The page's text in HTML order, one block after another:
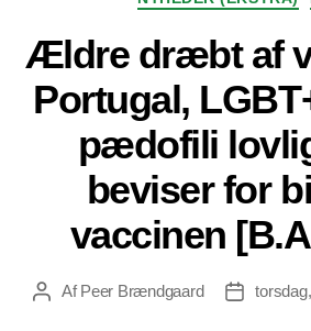
Ældre dræbt af
Portugal,
pædofili
beviser for
vaccinen
Indlægsforfatter
AfPeer Brændgaard